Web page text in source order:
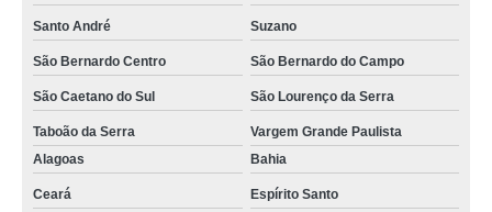
Santo André Suzano
São Bernardo Centro São Bernardo do Campo
São Caetano do Sul São Lourenço da Serra
Taboão da Serra
Vargem Grande Paulista
Alagoas
Bahia
Ceará Espírito Santo